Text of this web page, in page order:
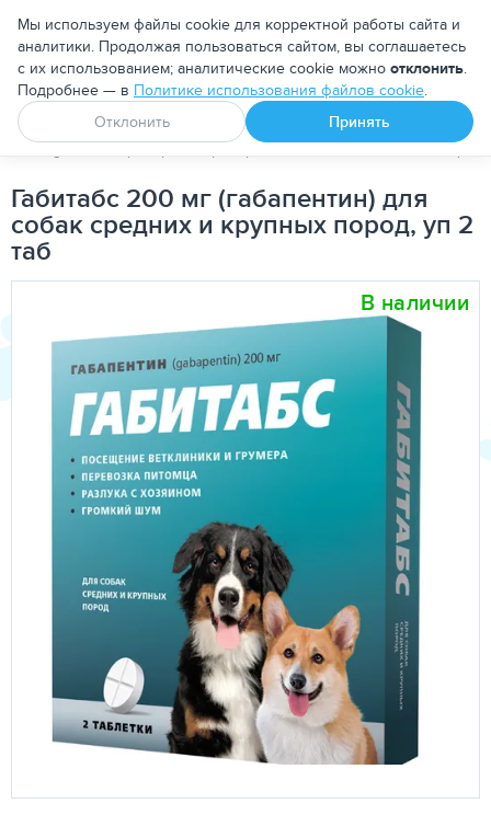
Москва
Апоквел Ветмедин От блох и клещей
PetDog Ветеринарные препараты Зоогигиенические
Габитабс 200 мг (габапентин) для
собак средних и крупных пород, уп 2
таб
В наличии
Мы используем файлы cookie для корректной работы сайта и
аналитики. Продолжая пользоваться сайтом, вы соглашаетесь
с их использованием; аналитические cookie можно отклонить.
Подробнее — в Политике использования файлов cookie.
Отклонить
Принять